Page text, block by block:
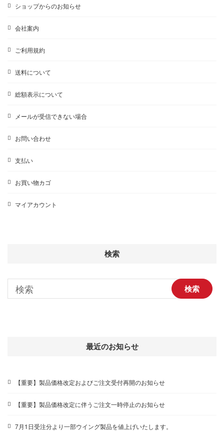
ショップからのお知らせ
会社案内
ご利用規約
送料について
総額表示について
メールが受信できない場合
お問い合わせ
支払い
お買い物カゴ
マイアカウント
検索
最近のお知らせ
【重要】製品価格改定およびご注文受付再開のお知らせ
【重要】製品価格改定に伴うご注文一時停止のお知らせ
7月1日受注分より一部ウイング製品を値上げいたします。